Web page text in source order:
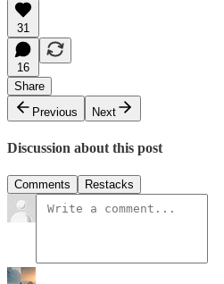
31
16
Share
Previous
Next
Discussion about this post
Comments Restacks